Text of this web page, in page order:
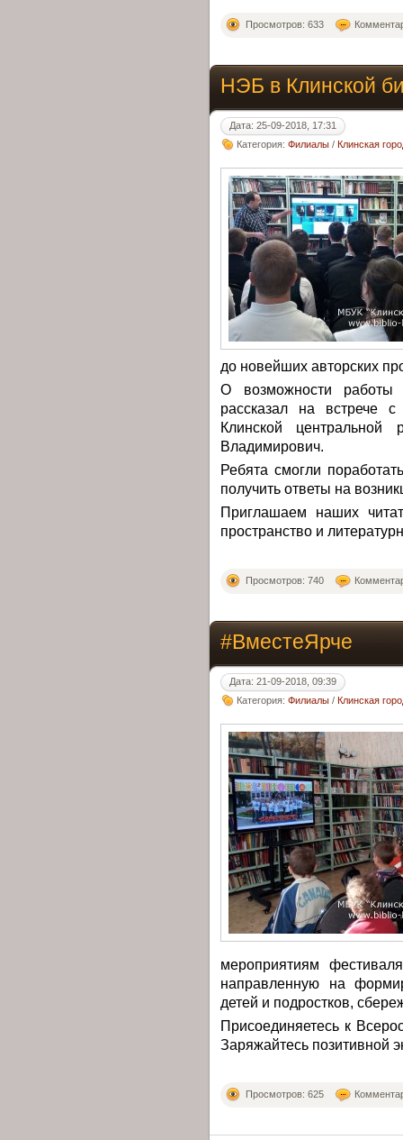
Просмотров: 633
НЭБ в Клинской
Дата: 25-09-2018, 17:31
Категория: Филиалы / Клинская
до новейших авторских
О возможности
рассказал на встрече
Клинской центральной
Владимирович.
Ребята смогли
получить ответы на
Приглашаем наших
пространство и
Просмотров: 740
#ВместеЯрче
Дата: 21-09-2018, 09:39
Категория: Филиалы / Клинская
мероприятиям
направленную на
детей и подростков,
Присоединяетесь к
Заряжайтесь позитивной
Просмотров: 625